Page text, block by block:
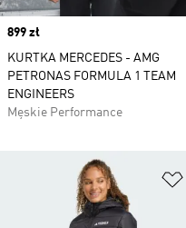
Price
899 zł
KURTKA MERCEDES - AMG
PETRONAS FORMULA 1 TEAM
ENGINEERS
Męskie Performance